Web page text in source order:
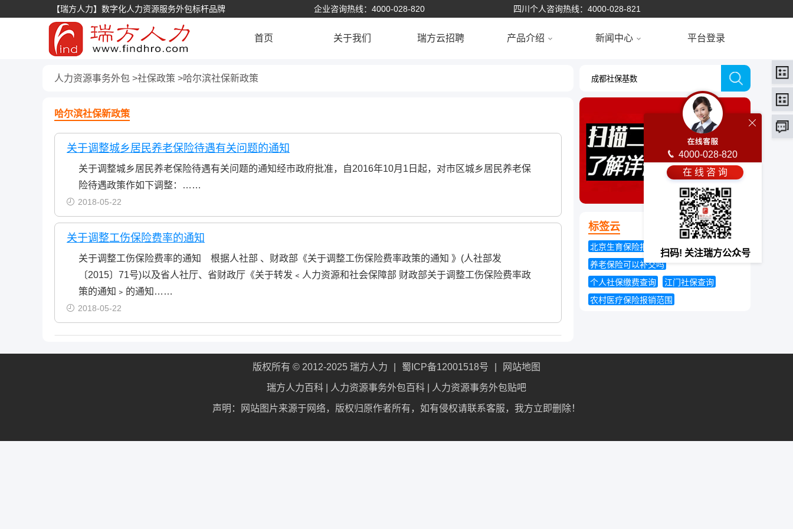
【瑞方人力】数字化人力资源服务外包标杆品牌 企业咨询热线：4000-028-820 四川个人咨询热线：4000-028-821
首页 关于我们 瑞方云招聘 产品介绍 新闻中心 平台登录
人力资源事务外包 社保政策 哈尔滨社保新政策
哈尔滨社保新政策
关于调整城乡居民养老保险待遇有关问题的通知
关于调整城乡居民养老保险待遇有关问题的通知经市政府批准，自2016年10月1日起，对市区城乡居民养老保
险待遇政策作如下调整：……
2018-05-22
关于调整工伤保险费率的通知
关于调整工伤保险费率的通知 根据人社部 、财政部《关于调整工伤保险费率政策的通知 》(人社部发
〔2015〕71号)以及省人社厅、省财政厅《关于转发﹤人力资源和社会保障部 财政部关于调整工伤保险费率政
策的通知﹥的通知……
2018-05-22
标签云
北京生育保险报销多少
养老保险可以补交吗
个人社保缴费查询
江门社保查询
农村医疗保险报销范围
版权所有 © 2012-2025 瑞方人力 蜀ICP备12001518号 网站地图
瑞方人力百科 人力资源事务外包百科 人力资源事务外包贴吧
声明：网站图片来源于网络，版权归原作者所有，如有侵权请联系客服，我方立即删除！
4000-028-820
在 线 咨 询
扫码! 关注瑞方公众号